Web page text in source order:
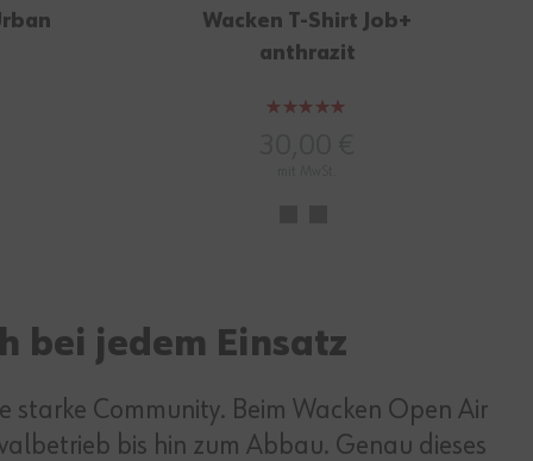
Wacken T-Shirt Job+
anthrazit
Bewertung:
bei jedem Einsatz
Community. Beim Wacken Open Air
bis hin zum Abbau. Genau dieses